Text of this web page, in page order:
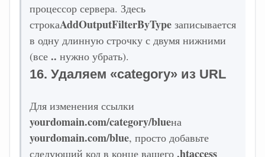
процессор сервера. Здесь
строкаAddOutputFilterByType записывается
в одну длинную строчку с двумя нижними
(все.. нужно убрать).
16. Удаляем «category» из URL
Для изменения ссылки
yourdomain.com/category/blueна
yourdomain.com/blue, просто добавьте
следующий код в конце вашего.htaccess